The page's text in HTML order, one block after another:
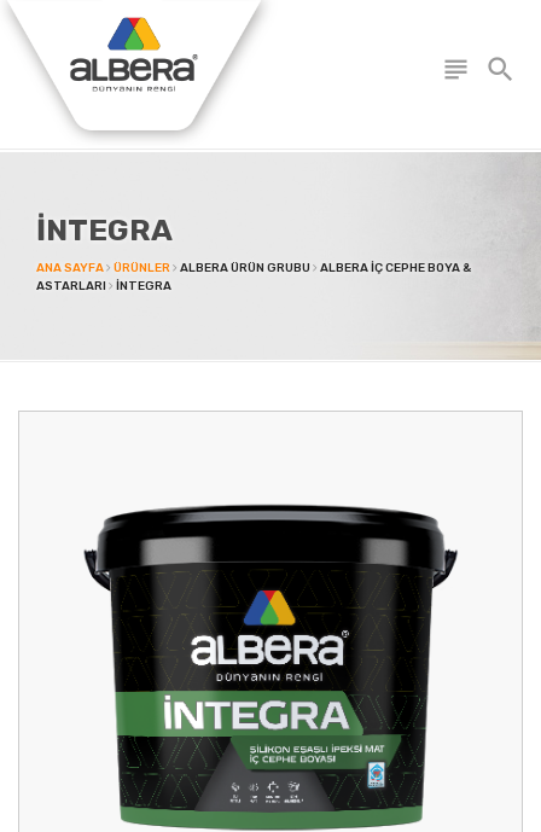
subject search
İNTEGRA
ANA SAYFA ÜRÜNLER ALBERA ÜRÜN GRUBU
ALBERA İÇ CEPHE BOYA &
ASTARLARI
İNTEGRA